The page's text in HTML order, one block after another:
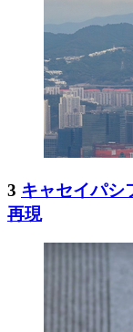
3 キャセイパシ
再現